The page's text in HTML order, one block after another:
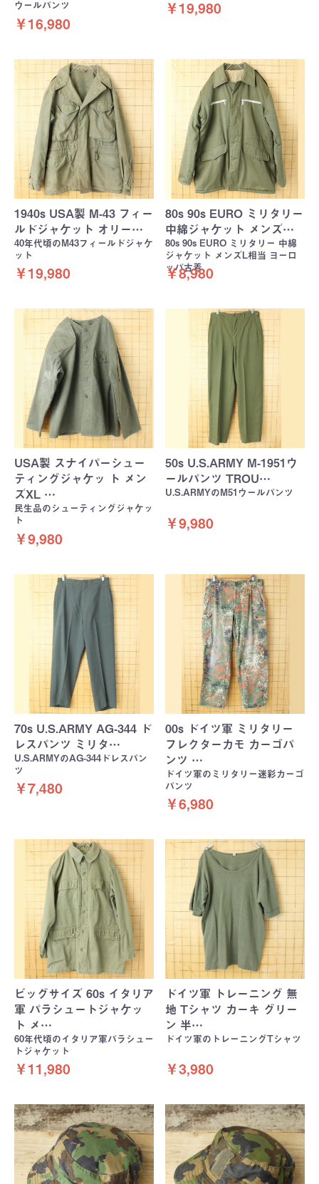
ウールパンツ
￥16,980
￥19,980
1940s USA製 M-43 フィー
ルドジャケット オリー…
40年代頃のM43フィールドジャケ
ット
￥19,980
80s 90s EURO ミリタリー
中綿ジャケット メンズ…
80s 90s EURO ミリタリー 中綿
ジャケット メンズL相当 ヨーロ
ッパ古着
￥8,980
USA製 スナイパーシュー
ティングジャケッ ト メン
ズXL …
民生品のシューティングジャケッ
ト
￥9,980
50s U.S.ARMY M-1951ウ
ールパンツ TROU…
U.S.ARMYのM51ウールパンツ
￥9,980
70s U.S.ARMY AG-344 ド
レスパンツ ミリタ…
U.S.ARMYのAG-344ドレスパン
ツ
￥7,480
00s ドイツ軍 ミリタリー
フレクターカモ カーゴパ
ンツ …
ドイツ軍のミリタリー迷彩カーゴ
パンツ
￥6,980
ビッグサイズ 60s イタリア
軍 パラシュートジャケッ
ト メ…
60年代頃のイタリア軍パラシュー
トジャケット
￥11,980
ドイツ軍 トレーニング 無
地 Tシャツ カーキ グリー
ン 半…
ドイツ軍のトレーニングTシャツ
￥3,980